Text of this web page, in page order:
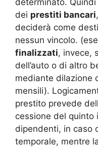
dei prestiti bancari
deciderà come
nessun vincolo.
finalizzati, invece,
dell’auto o di altro
mediante dilazione
mensili).
prestito prevede
cessione del quinto
dipendenti, in caso
temporale, mentre